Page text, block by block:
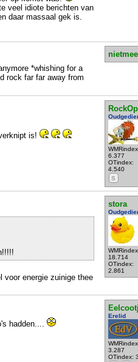
veel idiote berichten van
daar massaal gek is.
*whishing for a
rock far far away from
6.377
OTindex:
4.540
S
is!
stora
18.714
OTindex:
2.861
energie zuinige thee
Erelid
3.287
OTindex:
hadden....